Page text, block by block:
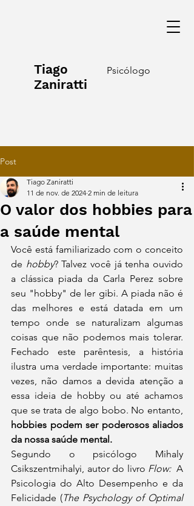
Tiago
Zaniratti
Psicólogo
Post
O valor dos hobbies para
a saúde mental
Tiago Zaniratti
11 de nov. de 2024 2 min de leitura
Você está familiarizado com o conceito
de hobby? Talvez você já tenha ouvido
a clássica piada da Carla Perez sobre
seu "hobby" de ler gibi. A piada não é
das melhores e está datada em um
tempo onde se naturalizam algumas
coisas que não podemos mais tolerar.
Fechado este parêntesis, a história
ilustra uma verdade importante: muitas
vezes, não damos a devida atenção a
essa ideia de hobby ou até achamos
hobbies podem ser poderosos aliados
da nossa saúde mental.
Segundo o psicólogo Mihaly
Csikszentmihalyi, autor do livro Flow: A
Psicologia do Alto Desempenho e da
Felicidade (The Psychology of Optimal